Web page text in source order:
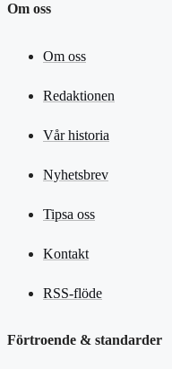
Om oss
Om oss
Redaktionen
Vår historia
Nyhetsbrev
Tipsa oss
Kontakt
RSS-flöde
Förtroende & standarder